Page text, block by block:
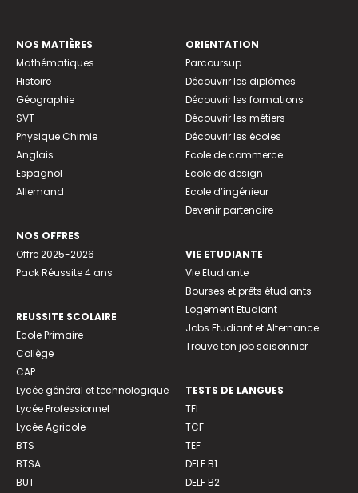
NOS MATIÈRES
Mathématiques
Histoire
Géographie
SVT
Physique Chimie
Anglais
Espagnol
Allemand
NOS OFFRES
Offre 2025-2026
Pack Réussite 4 ans
REUSSITE SCOLAIRE
Ecole Primaire
Collège
CAP
Lycée général et technologique
Lycée Professionnel
Lycée Agricole
BTS
BTSA
BUT
ORIENTATION
Parcoursup
Découvrir les diplômes
Découvrir les formations
Découvrir les métiers
Découvrir les écoles
Ecole de commerce
Ecole de design
Ecole d’ingénieur
Devenir partenaire
VIE ETUDIANTE
Vie Etudiante
Bourses et prêts étudiants
Logement Etudiant
Jobs Etudiant et Alternance
Trouve ton job saisonnier
TESTS DE LANGUES
TFI
TCF
TEF
DELF B1
DELF B2